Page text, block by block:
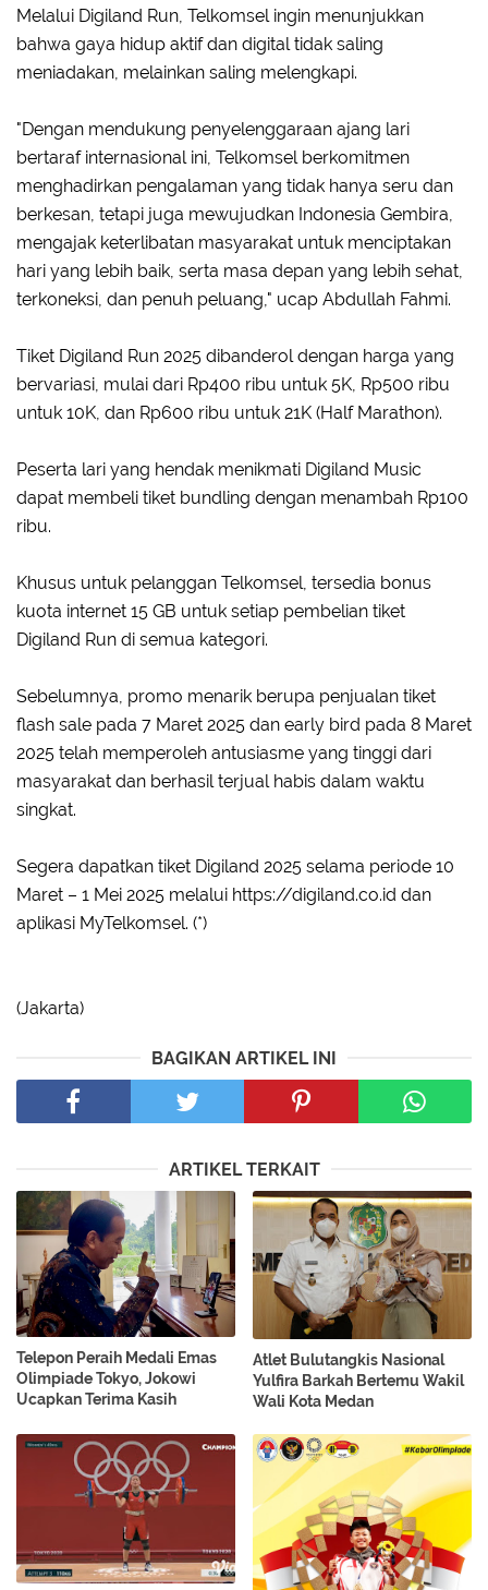
Melalui Digiland Run, Telkomsel ingin menunjukkan
bahwa gaya hidup aktif dan digital tidak saling
meniadakan, melainkan saling melengkapi.
"Dengan mendukung penyelenggaraan ajang lari
bertaraf internasional ini, Telkomsel berkomitmen
menghadirkan pengalaman yang tidak hanya seru dan
berkesan, tetapi juga mewujudkan Indonesia Gembira,
mengajak keterlibatan masyarakat untuk menciptakan
hari yang lebih baik, serta masa depan yang lebih sehat,
terkoneksi, dan penuh peluang," ucap Abdullah Fahmi.
Tiket Digiland Run 2025 dibanderol dengan harga yang
bervariasi, mulai dari Rp400 ribu untuk 5K, Rp500 ribu
untuk 10K, dan Rp600 ribu untuk 21K (Half Marathon).
Peserta lari yang hendak menikmati Digiland Music
dapat membeli tiket bundling dengan menambah Rp100
ribu.
Khusus untuk pelanggan Telkomsel, tersedia bonus
kuota internet 15 GB untuk setiap pembelian tiket
Digiland Run di semua kategori.
Sebelumnya, promo menarik berupa penjualan tiket
flash sale pada 7 Maret 2025 dan early bird pada 8 Maret
2025 telah memperoleh antusiasme yang tinggi dari
masyarakat dan berhasil terjual habis dalam waktu
singkat.
Segera dapatkan tiket Digiland 2025 selama periode 10
Maret – 1 Mei 2025 melalui https://digiland.co.id dan
aplikasi MyTelkomsel. (*)
(Jakarta)
BAGIKAN ARTIKEL INI
ARTIKEL TERKAIT
Telepon Peraih Medali Emas
Olimpiade Tokyo, Jokowi
Ucapkan Terima Kasih
Atlet Bulutangkis Nasional
Yulfira Barkah Bertemu Wakil
Wali Kota Medan